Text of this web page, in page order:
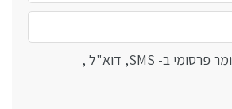
מאשר.ת לקבל חומר פרסומי ב- SMS, דוא"ל ,